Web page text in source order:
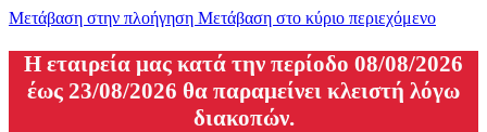
Μετάβαση στην πλοήγηση Μετάβαση στο κύριο περιεχόμενο
H εταιρεία μας κατά την περίοδο 08/08/2026
έως 23/08/2026 θα παραμείνει κλειστή λόγω
διακοπών.